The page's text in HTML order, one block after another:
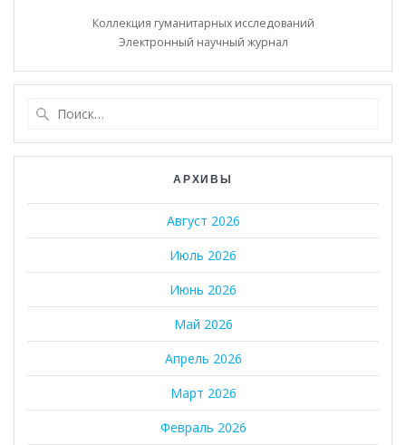
Коллекция гуманитарных исследований
Электронный научный журнал
АРХИВЫ
Август 2026
Июль 2026
Июнь 2026
Май 2026
Апрель 2026
Март 2026
Февраль 2026